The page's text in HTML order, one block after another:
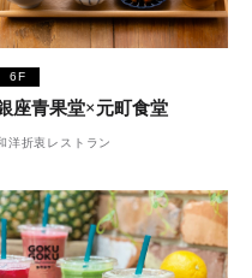
6F
座青果堂×元町食堂
洋折衷レストラン